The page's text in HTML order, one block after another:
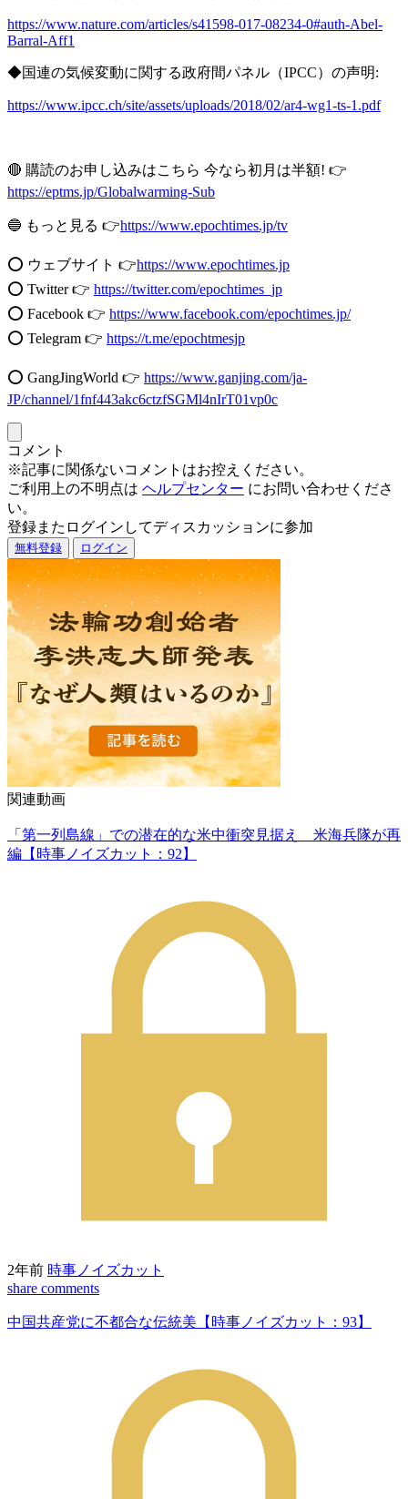
https://www.nature.com/articles/s41598-017-08234-0#auth-Abel-
Barral-Aff1
◆国連の気候変動に関する政府間パネル（IPCC）の声明:
https://www.ipcc.ch/site/assets/uploads/2018/02/ar4-wg1-ts-1.pdf
🔴 購読のお申し込みはこちら 今なら初月は半額! 👉
https://eptms.jp/Globalwarming-Sub
🔵 もっと見る 👉https://www.epochtimes.jp/tv
⭕️ ウェブサイト 👉https://www.epochtimes.jp
⭕️ Twitter 👉 https://twitter.com/epochtimes_jp
⭕️ Facebook 👉 https://www.facebook.com/epochtimes.jp/
⭕️ Telegram 👉 https://t.me/epochtmesjp
⭕️ GangJingWorld 👉 https://www.ganjing.com/ja-
JP/channel/1fnf443akc6ctzfSGMl4nIrT01vp0c
コメント
※記事に関係ないコメントはお控えください。
ご利用上の不明点は ヘルプセンター にお問い合わせくださ
い。
登録またログインしてディスカッションに参加
無料登録 ログイン
関連動画
「第一列島線」での潜在的な米中衝突見据え 米海兵隊が再
編【時事ノイズカット：92】
2年前 時事ノイズカット
share comments
中国共産党に不都合な伝統美【時事ノイズカット：93】